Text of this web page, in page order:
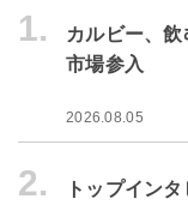
1.
カルビー、
市場参入
2026.08.05
2. トップイン